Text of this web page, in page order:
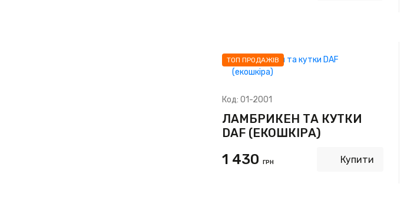
ТОП ПРОДАЖІВ
Код: 01-2001
ЛАМБРИКЕН ТА КУТКИ
DAF (ЕКОШКІРА)
1 430 ГРН Купити